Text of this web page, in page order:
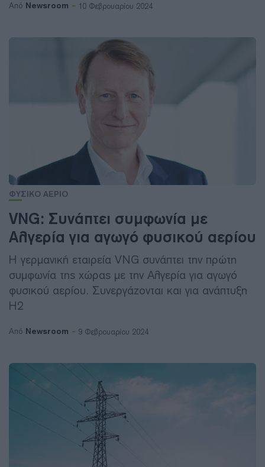
Από Newsroom 10 Φεβρουαρίου 2024
ΦΥΣΙΚΟ ΑΕΡΙΟ
VNG: Συνάπτει συμφωνία με
Αλγερία για αγωγό φυσικού αερίου
Η γερμανική εταιρεία VNG συνάπτει την πρώτη
συμφωνία της χώρας με την Αλγερία για αγωγό
φυσικού αερίου. Συνεργάζονται και για ανάπτυξη
H2
Από Newsroom 9 Φεβρουαρίου 2024